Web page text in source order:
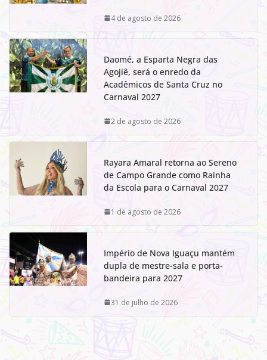
4 de agosto de 2026
Daomé, a Esparta Negra das
Agojiê, será o enredo da
Acadêmicos de Santa Cruz no
Carnaval 2027
2 de agosto de 2026
Rayara Amaral retorna ao Sereno
de Campo Grande como Rainha
da Escola para o Carnaval 2027
1 de agosto de 2026
Império de Nova Iguaçu mantém
dupla de mestre-sala e porta-
bandeira para 2027
31 de julho de 2026